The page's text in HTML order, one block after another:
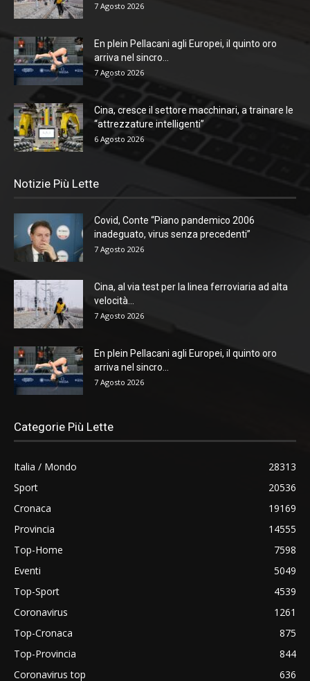
7 Agosto 2026
En plein Pellacani agli Europei, il quinto oro
arriva nel sincro...
7 Agosto 2026
Cina, cresce il settore macchinari, a trainare le
“attrezzature intelligenti”
6 Agosto 2026
Notizie Più Lette
Covid, Conte “Piano pandemico 2006
inadeguato, virus senza precedenti”
7 Agosto 2026
Cina, al via test per la linea ferroviaria ad alta
velocità...
7 Agosto 2026
En plein Pellacani agli Europei, il quinto oro
arriva nel sincro...
7 Agosto 2026
Categorie Più Lette
Italia / Mondo
28313
Sport
20536
Cronaca
19169
Provincia
14555
Top-Home
7598
Eventi
5049
Top-Sport
4539
Coronavirus
1261
Top-Cronaca
875
Top-Provincia
844
Coronavirus top
636